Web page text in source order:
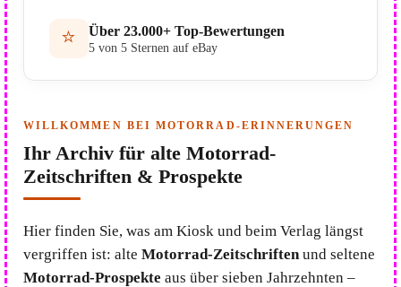
⭐ Über 23.000+ Top-Bewertungen
5 von 5 Sternen auf eBay
WILLKOMMEN BEI MOTORRAD-ERINNERUNGEN
Ihr Archiv für alte Motorrad-
Zeitschriften & Prospekte
Hier finden Sie, was am Kiosk und beim Verlag längst
vergriffen ist: alte Motorrad-Zeitschriftenund seltene
Motorrad-Prospekte aus über sieben Jahrzehnten –